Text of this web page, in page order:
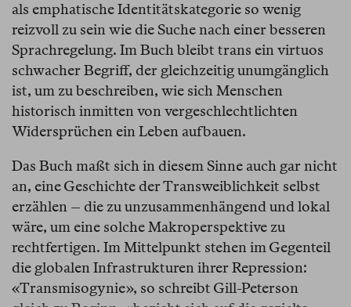
als emphatische Identitätskategorie so wenig
reizvoll zu sein wie die Suche nach einer besseren
Sprachregelung. Im Buch bleibt trans ein virtuos
schwacher Begriff, der gleichzeitig unumgänglich
ist, um zu beschreiben, wie sich Menschen
historisch inmitten von vergeschlechtlichten
Widersprüchen ein Leben aufbauen.
Das Buch maßt sich in diesem Sinne auch gar nicht
an, eine Geschichte der Transweiblichkeit selbst
erzählen – die zu unzusammenhängend und lokal
wäre, um eine solche Makroperspektive zu
rechtfertigen. Im Mittelpunkt stehen im Gegenteil
die globalen Infrastrukturen ihrer Repression:
«Transmisogynie», so schreibt Gill-Peterson